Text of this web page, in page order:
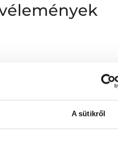
A sütikről